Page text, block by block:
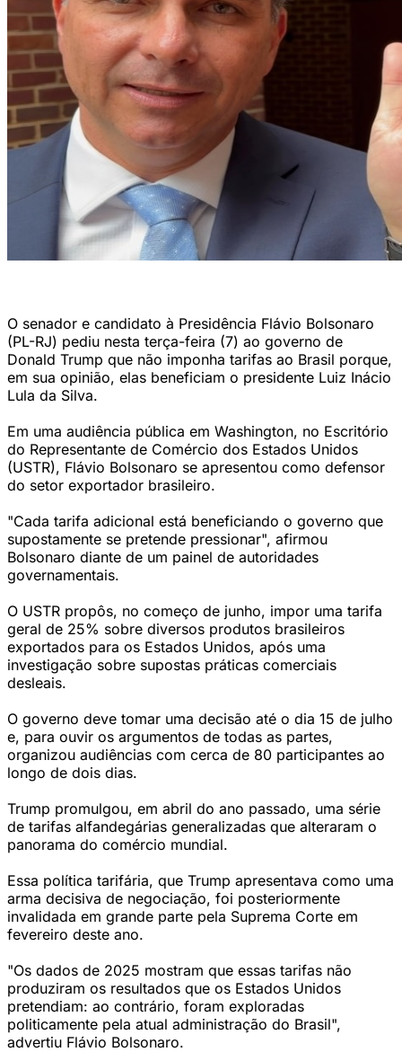
O senador e candidato à Presidência Flávio Bolsonaro
(PL-RJ) pediu nesta terça-feira (7) ao governo de
Donald Trump que não imponha tarifas ao Brasil porque,
em sua opinião, elas beneficiam o presidente Luiz Inácio
Lula da Silva.
Em uma audiência pública em Washington, no Escritório
do Representante de Comércio dos Estados Unidos
(USTR), Flávio Bolsonaro se apresentou como defensor
do setor exportador brasileiro.
"Cada tarifa adicional está beneficiando o governo que
supostamente se pretende pressionar", afirmou
Bolsonaro diante de um painel de autoridades
governamentais.
O USTR propôs, no começo de junho, impor uma tarifa
geral de 25% sobre diversos produtos brasileiros
exportados para os Estados Unidos, após uma
investigação sobre supostas práticas comerciais
desleais.
O governo deve tomar uma decisão até o dia 15 de julho
e, para ouvir os argumentos de todas as partes,
organizou audiências com cerca de 80 participantes ao
longo de dois dias.
Trump promulgou, em abril do ano passado, uma série
de tarifas alfandegárias generalizadas que alteraram o
panorama do comércio mundial.
Essa política tarifária, que Trump apresentava como uma
arma decisiva de negociação, foi posteriormente
invalidada em grande parte pela Suprema Corte em
fevereiro deste ano.
"Os dados de 2025 mostram que essas tarifas não
produziram os resultados que os Estados Unidos
pretendiam: ao contrário, foram exploradas
politicamente pela atual administração do Brasil",
advertiu Flávio Bolsonaro.